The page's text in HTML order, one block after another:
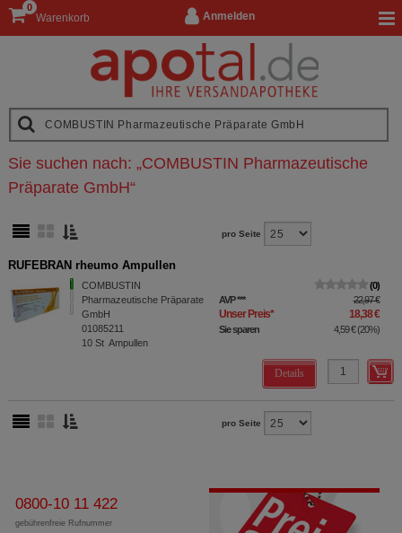
Anmelden
Warenkorb
0
Sie suchen nach: „COMBUSTIN Pharmazeutische
Präparate GmbH“
pro Seite
RUFEBRAN rheumo Ampullen
COMBUSTIN
Pharmazeutische Präparate
GmbH
01085211
10 St Ampullen
0
AVP*** 22,97 €
Unser Preis* 18,38 €
Sie sparen 4,59 €(20%)
Details
pro Seite
0800-10 11 422
gebührenfreie Rufnummer